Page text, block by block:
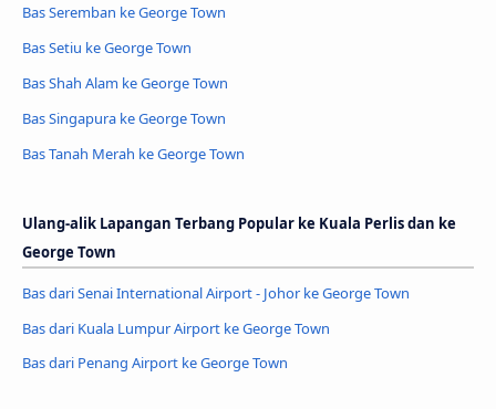
Bas Seremban ke George Town
Bas Setiu ke George Town
Bas Shah Alam ke George Town
Bas Singapura ke George Town
Bas Tanah Merah ke George Town
Ulang-alik Lapangan Terbang Popular ke Kuala Perlis dan ke
George Town
Bas dari Senai International Airport - Johor ke George Town
Bas dari Kuala Lumpur Airport ke George Town
Bas dari Penang Airport ke George Town